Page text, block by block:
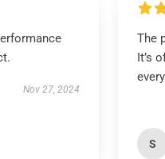
Nov 27, 2024
The
It’s
S